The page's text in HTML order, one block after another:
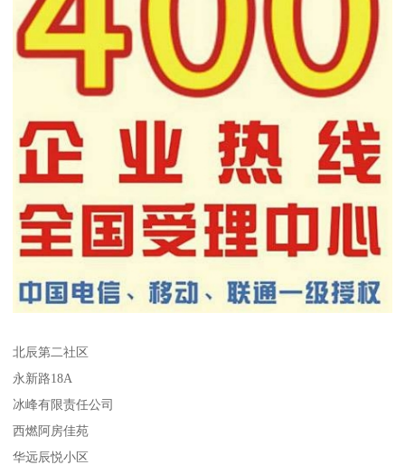
北辰第二社区
永新路18A
冰峰有限责任公司
西燃阿房佳苑
华远辰悦小区